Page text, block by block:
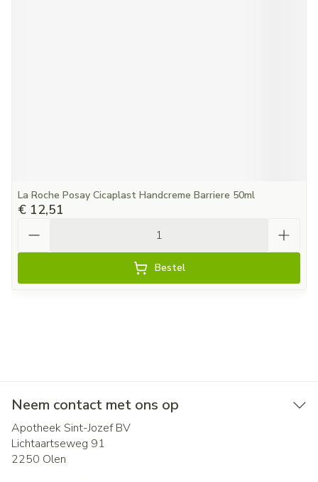
La Roche Posay Cicaplast Handcreme Barriere 50ml
€ 12,51
Bestel
Neem contact met ons op
Apotheek Sint-Jozef BV
Lichtaartseweg 91
2250 Olen